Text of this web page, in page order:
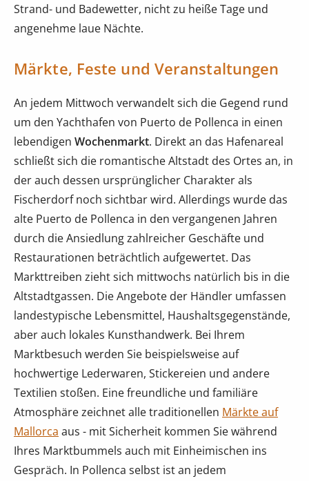
Strand- und Badewetter, nicht zu heiße Tage und
angenehme laue Nächte.
Märkte, Feste und Veranstaltungen
An jedem Mittwoch verwandelt sich die Gegend rund
um den Yachthafen von Puerto de Pollenca in einen
lebendigen Wochenmarkt. Direkt an das Hafenareal
schließt sich die romantische Altstadt des Ortes an, in
der auch dessen ursprünglicher Charakter als
Fischerdorf noch sichtbar wird. Allerdings wurde das
alte Puerto de Pollenca in den vergangenen Jahren
durch die Ansiedlung zahlreicher Geschäfte und
Restaurationen beträchtlich aufgewertet. Das
Markttreiben zieht sich mittwochs natürlich bis in die
Altstadtgassen. Die Angebote der Händler umfassen
landestypische Lebensmittel, Haushaltsgegenstände,
aber auch lokales Kunsthandwerk. Bei Ihrem
Marktbesuch werden Sie beispielsweise auf
hochwertige Lederwaren, Stickereien und andere
Textilien stoßen. Eine freundliche und familiäre
Atmosphäre zeichnet alle traditionellen Märkte auf
Mallorca aus - mit Sicherheit kommen Sie während
Ihres Marktbummels auch mit Einheimischen ins
Gespräch. In Pollenca selbst ist an jedem